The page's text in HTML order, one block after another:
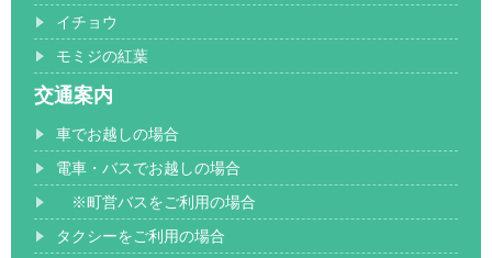
イチョウ
モミジの紅葉
交通案内
車でお越しの場合
電車・バスでお越しの場合
※町営バスをご利用の場合
タクシーをご利用の場合